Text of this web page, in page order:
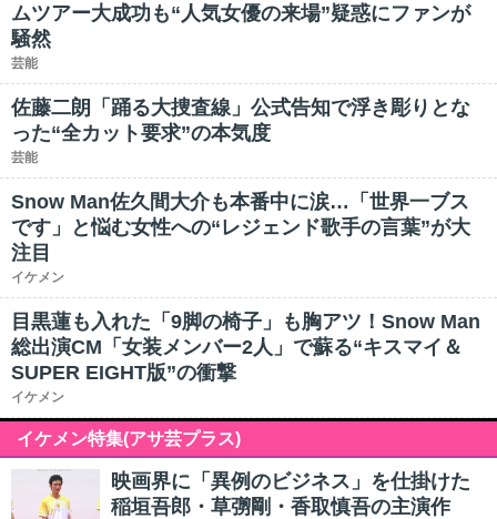
ムツアー大成功も“人気女優の来場”疑惑にファンが
騒然
芸能
佐藤二朗「踊る大捜査線」公式告知で浮き彫りとな
った“全カット要求”の本気度
芸能
Snow Man佐久間大介も本番中に涙…「世界一ブス
です」と悩む女性への“レジェンド歌手の言葉”が大
注目
イケメン
目黒蓮も入れた「9脚の椅子」も胸アツ！Snow Man
総出演CM「女装メンバー2人」で蘇る“キスマイ＆
SUPER EIGHT版”の衝撃
イケメン
イケメン特集(アサ芸プラス)
映画界に「異例のビジネス」を仕掛けた
稲垣吾郎・草彅剛・香取慎吾の主演作